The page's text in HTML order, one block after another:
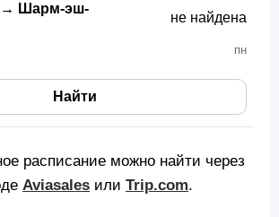
→ Шарм-эш-
пн
не найдена
Найти
расписание можно найти через
Aviasales или Trip.com.